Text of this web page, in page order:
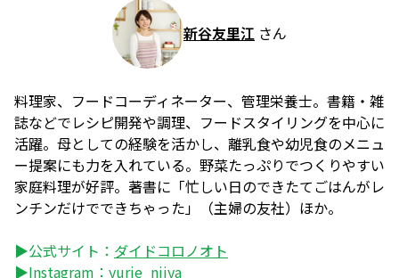
新谷友里江 さん
料理家、フードコーディネーター、管理栄養士。書籍・雑
誌などでレシピ開発や調理、フードスタイリングを中心に
活躍。母としての経験を活かし、離乳食や幼児食のメニュ
ー提案にも力を入れている。野菜たっぷりでつくりやすい
家庭料理が好評。著書に「忙しい日のできたてごはんがレ
ンチンだけでできちゃった」（主婦の友社）ほか。
▶公式サイト： ダイドコロノオト
▶Instagram： yurie_niiya